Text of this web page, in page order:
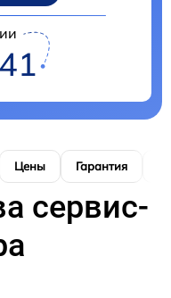
Цены Гарантия
сервис-